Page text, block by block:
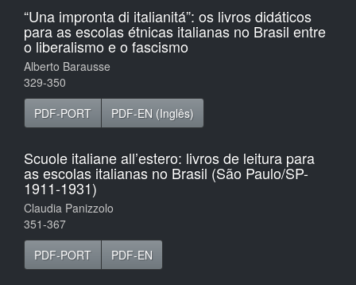
“Una impronta di italianitá”: os livros didáticos
para as escolas étnicas italianas no Brasil entre
o liberalismo e o fascismo
Alberto Barausse
329-350
PDF-PORT
PDF-EN (Inglês)
Scuole italiane all’estero: livros de leitura para
as escolas italianas no Brasil (São Paulo/SP-
1911-1931)
Claudia Panizzolo
351-367
PDF-PORT
PDF-EN